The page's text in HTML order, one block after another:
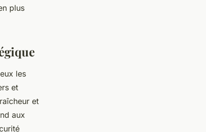
plus
les
et
et
aux